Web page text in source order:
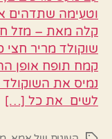
וטעימה שתדהים
קמח תופח אופן
נמיס את
לשים את כל […]